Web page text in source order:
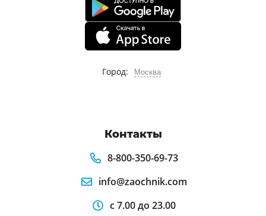
Город: Москва
Контакты
8-800-350-69-73
info@zaochnik.com
с 7.00 до 23.00